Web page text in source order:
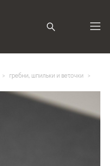
> гребни, шпильки и веточки >